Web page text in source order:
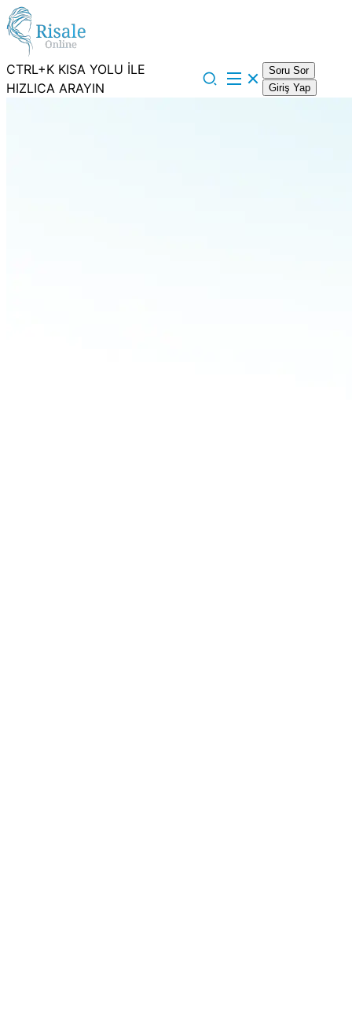
CTRL+K KISA YOLU İLE
HIZLICA ARAYIN
Soru Sor
Giriş Yap